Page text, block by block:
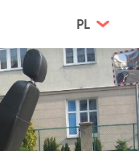
PL